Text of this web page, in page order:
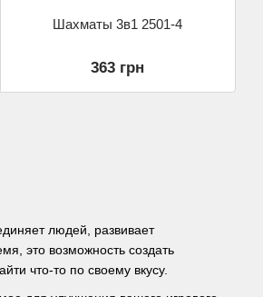
людей, развивает
это возможность создать
что-то по своему вкусу.
Шахматы 3в1 2501-4
363 грн